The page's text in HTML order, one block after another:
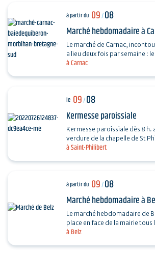
à Carnac
à partir du 09/08
Marché hebdomadaire à
Le marché de Carnac,
a lieu deux fois par semaine :
dimanche, de 7h30 à13h, au
à Saint-Philibert
le 09/08
Kermesse paroissiale
Kermesse paroissiale dès 8 h.
verdure de la chapelle de St
messe en plein air
à Belz
à partir du 09/08
Marché hebdomadaire à
Le marché hebdomadaire de
place en face de la mairie tous
matins, de 9h à 13h. Fromage,